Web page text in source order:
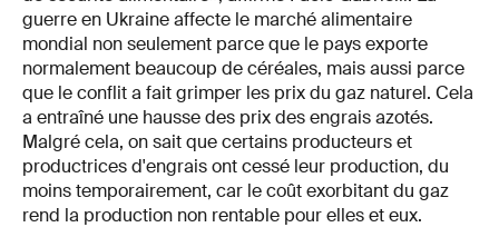
guerre en Ukraine affecte le marché alimentaire
mondial non seulement parce que le pays exporte
normalement beaucoup de céréales, mais aussi parce
que le conflit a fait grimper les prix du gaz naturel. Cela
a entraîné une hausse des prix des engrais azotés.
Malgré cela, on sait que certains producteurs et
productrices d'engrais ont cessé leur production, du
moins temporairement, car le coût exorbitant du gaz
rend la production non rentable pour elles et eux.